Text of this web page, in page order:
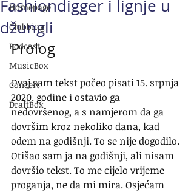
Homepage
Clubbing
Podcast
MusicBox
Concert
DraftBox
Fashiondigger i lignje u
džungli
Prolog
Ovaj sam tekst počeo pisati 15. srpnja
2020. godine i ostavio ga
nedovršenog, a s namjerom da ga
dovršim kroz nekoliko dana, kad
odem na godišnji. To se nije dogodilo.
Otišao sam ja na godišnji, ali nisam
dovršio tekst. To me cijelo vrijeme
proganja, ne da mi mira. Osjećam